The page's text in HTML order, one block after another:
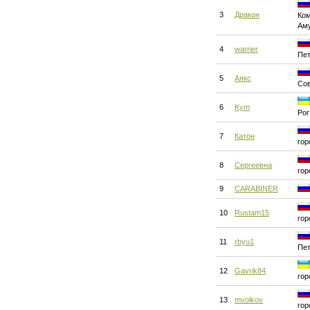
3 Дракон
4 warrier
5 Аякс
6 Kym
Рог
7 Катон
8 Сергеевна
9 CARABINER
10 Rustam15
11 rbyu1
12 Gavrik84
13 mvolkov